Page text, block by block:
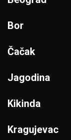
Bor
Čačak
Jagodina
Kikinda
Kragujevac